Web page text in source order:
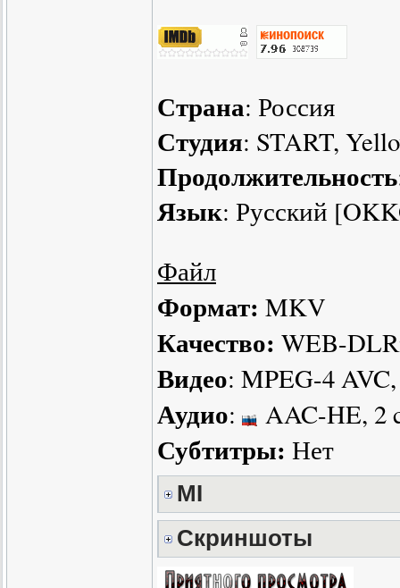
Страна: Россия
Студия: START,
Продолжительность
Язык: Русский
Файл
Формат: MKV
Качество: WEB-
Видео: MPEG-4
Аудио: AAC-HE, 2
Субтитры: Нет
MI
Скриншоты